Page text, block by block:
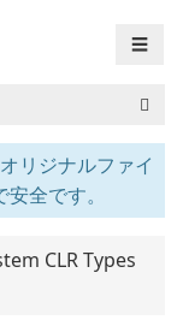
☰
リジナルファイ
全です。
CLR Types